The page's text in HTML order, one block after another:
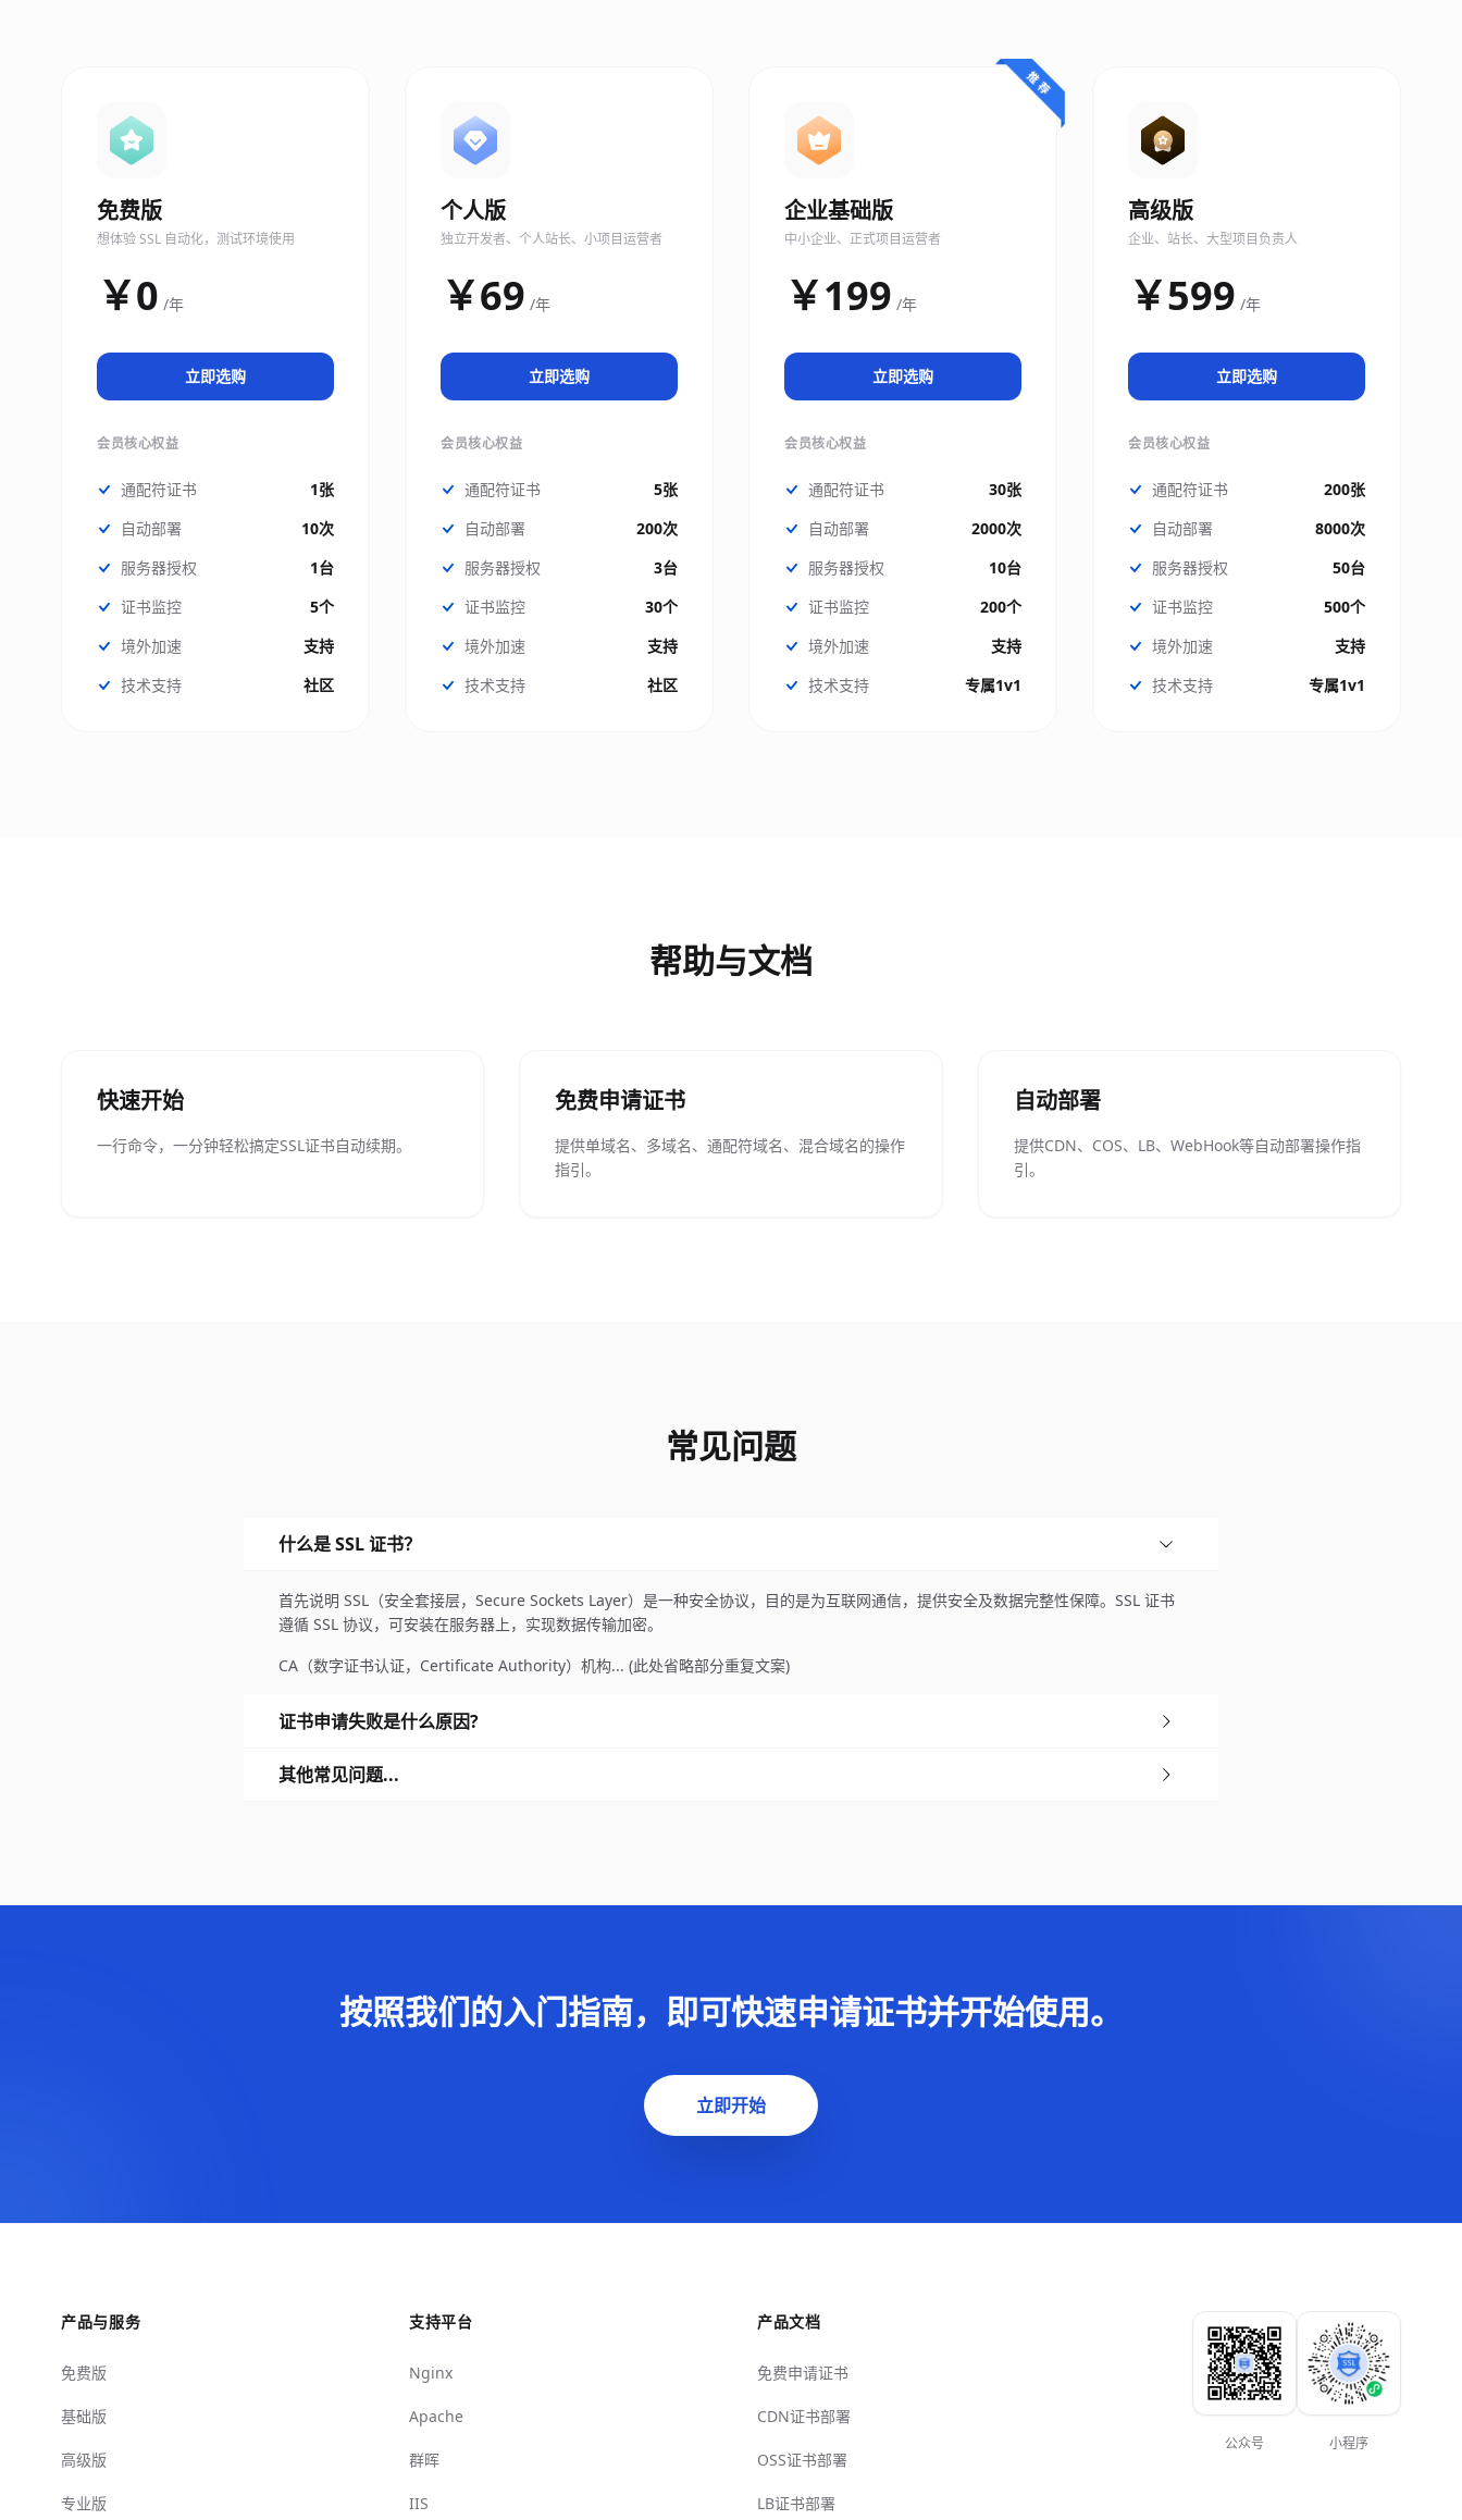
免费版
想体验 SSL 自动化，测试环境使用
￥0 /年
立即选购
会员核心权益
通配符证书
1张
自动部署
10次
服务器授权
1台
证书监控
5个
境外加速
支持
技术支持
社区
个人版
独立开发者、个人站长、小项目运营者
￥69 /年
立即选购
会员核心权益
通配符证书
5张
自动部署
200次
服务器授权
3台
证书监控
30个
境外加速
支持
技术支持
社区
企业基础版
中小企业、正式项目运营者
￥199 /年
立即选购
会员核心权益
通配符证书
30张
自动部署
2000次
服务器授权
10台
证书监控
200个
境外加速
支持
技术支持
专属1v1
高级版
企业、站长、大型项目负责人
￥599 /年
立即选购
会员核心权益
通配符证书
200张
自动部署
8000次
服务器授权
50台
证书监控
500个
境外加速
支持
技术支持
专属1v1
帮助与文档
快速开始
一行命令，一分钟轻松搞定SSL证书自动续期。
免费申请证书
提供单域名、多域名、通配符域名、混合域名的操作
指引。
自动部署
提供CDN、COS、LB、WebHook等自动部署操作指
引。
常见问题
什么是 SSL 证书？
首先说明 SSL（安全套接层，Secure Sockets Layer）是一种安全协议，目的是为互联网通信，提供安全及数据完整性保障。SSL 证书
遵循 SSL 协议，可安装在服务器上，实现数据传输加密。
CA（数字证书认证，Certificate Authority）机构... (此处省略部分重复文案)
证书申请失败是什么原因?
其他常见问题...
按照我们的入门指南，即可快速申请证书并开始使用。
立即开始
产品与服务
免费版
基础版
高级版
专业版
支持平台
Nginx
Apache
群晖
IIS
产品文档
免费申请证书
CDN证书部署
OSS证书部署
LB证书部署
公众号 小程序